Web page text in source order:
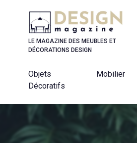
LE MAGAZINE DES MEUBLES ET
DÉCORATIONS DESIGN
Objets
Décoratifs
Mobilier